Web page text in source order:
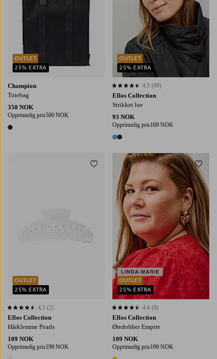
Champion
Totebag
350 NOK
Opprinnelig pris500 NOK
1 farge
OUTLET
25% EXTRA
Ellos Collection
Strikket lue
93 NOK
Opprinnelig pris169 NOK
2 farger
4,5 basert på 69 karaktergivninger
4,5 (69)
OUTLET
25% EXTRA
Ellos Collection
Hårklemme Pearls
109 NOK
Opprinnelig pris199 NOK
4,5 basert på 2 karaktergivninger
4,5 (2)
OUTLET
25% EXTRA
Legg til favoritter
Ellos Collection
Øredobber Empire
109 NOK
Opprinnelig pris199 NOK
4,4 basert på 8 karaktergivninger
4,4 (8)
OUTLET
25% EXTRA